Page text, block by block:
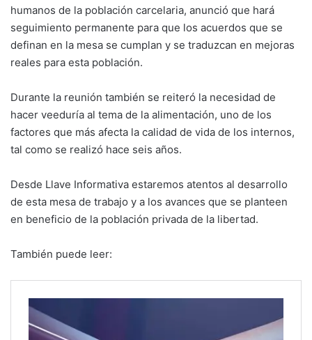
humanos de la población carcelaria, anunció que hará
seguimiento permanente para que los acuerdos que se
definan en la mesa se cumplan y se traduzcan en mejoras
reales para esta población.
Durante la reunión también se reiteró la necesidad de
hacer veeduría al tema de la alimentación, uno de los
factores que más afecta la calidad de vida de los internos,
tal como se realizó hace seis años.
Desde Llave Informativa estaremos atentos al desarrollo
de esta mesa de trabajo y a los avances que se planteen
en beneficio de la población privada de la libertad.
También puede leer: